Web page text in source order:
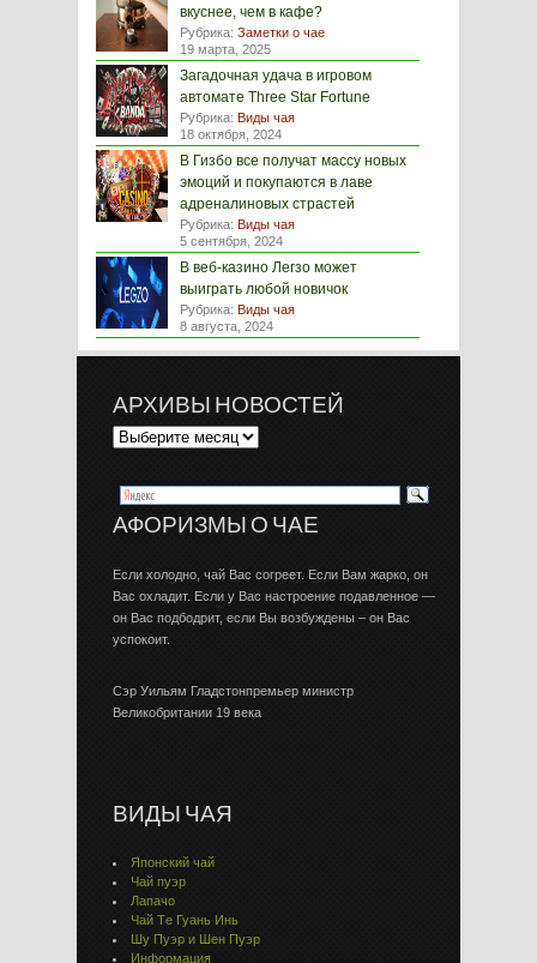
вкуснее, чем в кафе?
Рубрика: Заметки о чае
19 марта, 2025
Загадочная удача в игровом
автомате Three Star Fortune
Рубрика: Виды чая
18 октября, 2024
В Гизбо все получат массу новых
эмоций и покупаются в лаве
адреналиновых страстей
Рубрика: Виды чая
5 сентября, 2024
В веб-казино Легзо может
выиграть любой новичок
Рубрика: Виды чая
8 августа, 2024
АРХИВЫ НОВОСТЕЙ
АФОРИЗМЫ О ЧАЕ
Если холодно, чай Вас согреет. Если Вам жарко, он
Вас охладит. Если у Вас настроение подавленное —
он Вас подбодрит, если Вы возбуждены – он Вас
успокоит.
Сэр Уильям Гладстонпремьер министр
Великобритании 19 века
ВИДЫ ЧАЯ
Японский чай
Чай пуэр
Лапачо
Чай Тe Гуaнь Инь
Шу Пуэр и Шен Пуэр
Информация